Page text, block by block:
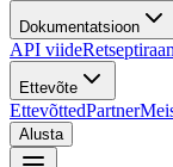
Dokumentatsioon
API viide
Ettevõte
EttevõttedPartner
Alusta